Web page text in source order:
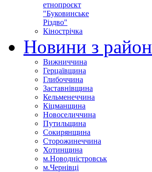
етнопроєкт
"Буковинське
Різдво"
Кінострічка
Новини з
Вижниччина
Герцаївщина
Глибоччина
Заставнівщина
Кельменеччина
Кіцманщина
Новоселиччина
Путильщина
Сокирянщина
Сторожинеччина
Хотинщина
м.Новодністровськ
м.Чернівці